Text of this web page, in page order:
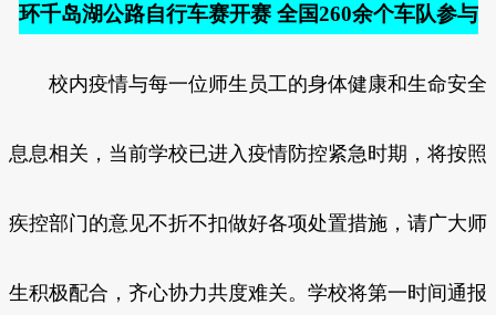
环千岛湖公路自行车赛开赛 全国260余个车队参与
校内疫情与每一位师生员工的身体健康和生命安全
息息相关，当前学校已进入疫情防控紧急时期，将按照
疾控部门的意见不折不扣做好各项处置措施，请广大师
生积极配合，齐心协力共度难关。学校将第一时间通报